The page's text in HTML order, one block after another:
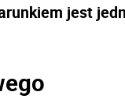
jest